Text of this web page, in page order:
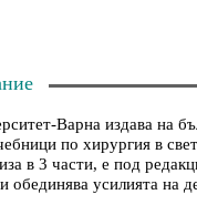
Варна издава на
по хирургия в
в 3 части, е под
усилията на